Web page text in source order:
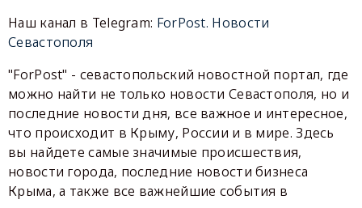
Наш канал в Telegram: ForPost. Новости
Севастополя
"ForPost" - севастопольский новостной портал, где
можно найти не только новости Севастополя, но и
последние новости дня, все важное и интересное,
что происходит в Крыму, России и в мире. Здесь
вы найдете самые значимые происшествия,
новости города, последние новости бизнеса
Крыма, а также все важнейшие события в